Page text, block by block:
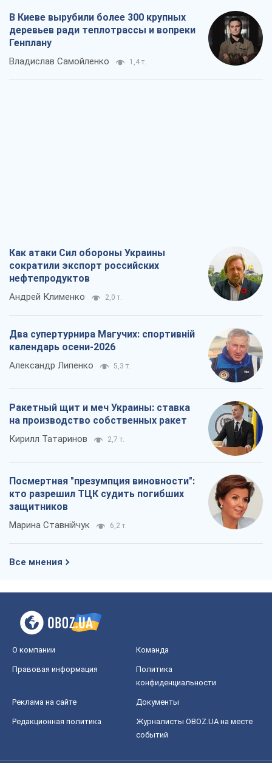
В Киеве вырубили более 300 крупных
деревьев ради теплотрассы и вопреки
Генплану
Владислав Самойленко 1,4 т.
Как атаки Сил обороны Украины
сократили экспорт российских
нефтепродуктов
Андрей Клименко 2,0 т.
Два супертурнира Магучих: спортивній
календарь осени-2026
Александр Липенко 5,3 т.
Ракетный щит и меч Украины: ставка
на производство собственных ракет
Кирилл Татаринов 2,7 т.
Посмертная "презумпция виновности":
кто разрешил ТЦК судить погибших
защитников
Марина Ставнійчук 6,2 т.
Все мнения
О компании Команда
Правовая информация
Политика
конфиденциальности
Реклама на сайте Документы
Редакционная политика
Журналисты OBOZ.UA на месте
событий